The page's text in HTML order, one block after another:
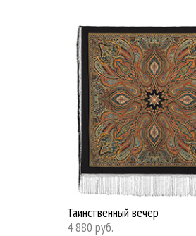
Таинственный вечер
4 880 руб.